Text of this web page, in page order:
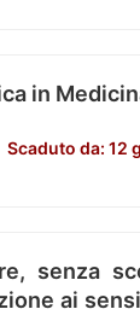
in
Scaduto da: 12
senza
ai sensi